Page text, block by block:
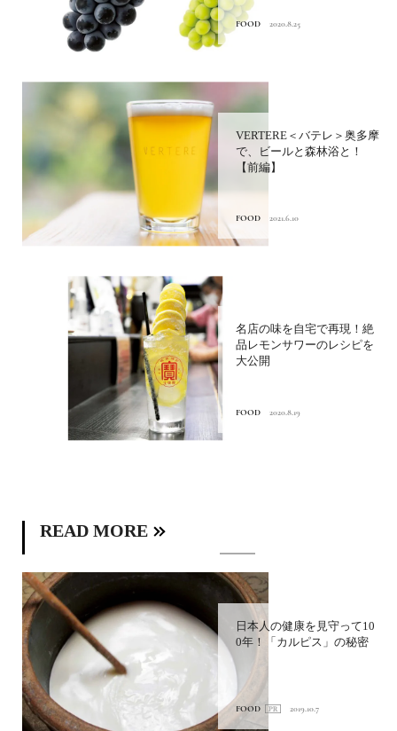
FOOD 2020.8.25
VERTERE＜バテレ＞奥多摩
で、ビールと森林浴と！
【前編】
FOOD 2021.6.10
名店の味を自宅で再現！絶
品レモンサワーのレシピを
大公開
FOOD 2020.8.19
READ MORE
日本人の健康を見守って10
0年！「カルピス」の秘密
FOOD 2019.10.7